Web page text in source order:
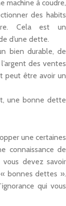
machine à coudre,
des habits
Cela est un
d’une dette.
bien durable, de
des ventes
peut être avoir un
une bonne dette
une certaines
connaissance de
vous devez savoir
bonnes dettes ».
qui vous